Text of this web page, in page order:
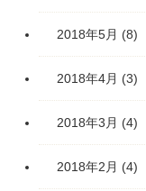
2018年5月 (8)
2018年4月 (3)
2018年3月 (4)
2018年2月 (4)